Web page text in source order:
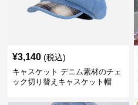
¥3,140 (税込)
キャスケット デニム素材のチェ
ック切り替えキャスケット帽